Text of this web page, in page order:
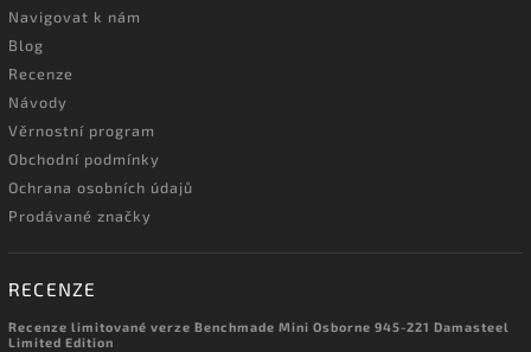
Navigovat k nám
Blog
Recenze
Návody
Věrnostní program
Obchodní podmínky
Ochrana osobních údajů
Prodávané značky
RECENZE
Recenze limitované verze Benchmade Mini Osborne 945-221 Damasteel
Limited Edition